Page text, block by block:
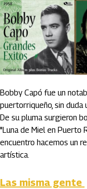
Bobby Capó fue un
puertorriqueño, sin duda
De su pluma surgieron
"Luna de Miel en Puerto
encuentro hacemos un
artística.
Las misma gente